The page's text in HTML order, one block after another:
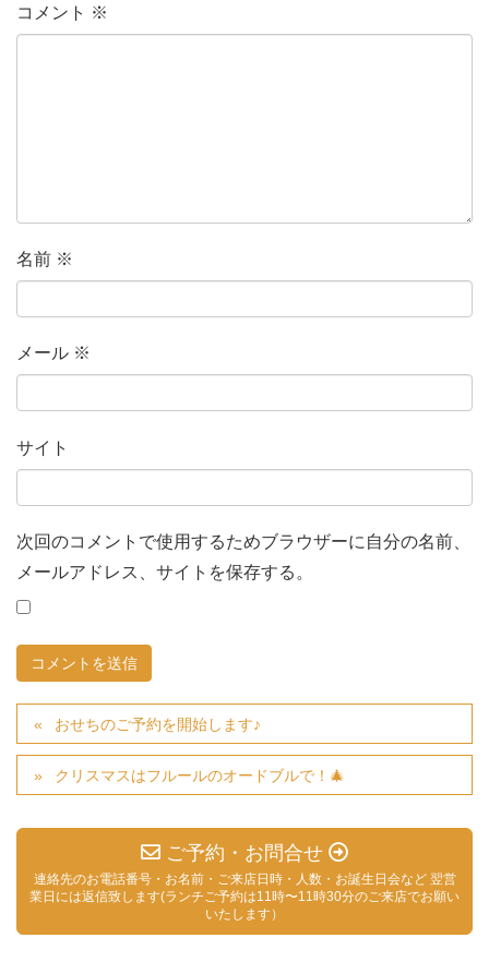
コメント ※
名前 ※
メール ※
サイト
次回のコメントで使用するためブラウザーに自分の名前、
メールアドレス、サイトを保存する。
おせちのご予約を開始します♪
クリスマスはフルールのオードブルで！🎄
ご予約・お問合せ
連絡先のお電話番号・お名前・ご来店日時・人数・お誕生日会など 翌営
業日には返信致します(ランチご予約は11時〜11時30分のご来店でお願い
いたします）